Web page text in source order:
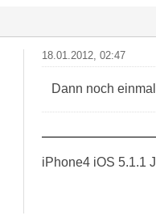
18.01.2012, 02:47
Dann noch
iPhone4 iOS 5.1.1